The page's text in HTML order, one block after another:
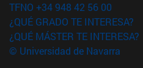
TFNO +34 948 42 56 00
¿QUÉ GRADO TE INTERESA?
¿QUÉ MÁSTER TE INTERESA?
© Universidad de Navarra